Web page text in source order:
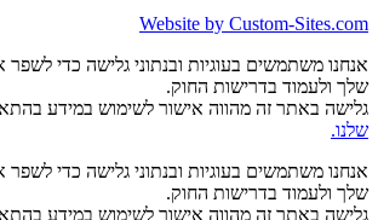
Website by Custom-Sites.com
אנחנו משתמשים בעוגיות ובנתוני גלישה כדי
שלך ולעמוד בדרישות החוק.
גלישה באתר זה מהווה אישור לשימוש במידע
שלנו.
אנחנו משתמשים בעוגיות ובנתוני גלישה כדי
שלך ולעמוד בדרישות החוק.
גלישה באתר זה מהווה אישור לשימוש במידע